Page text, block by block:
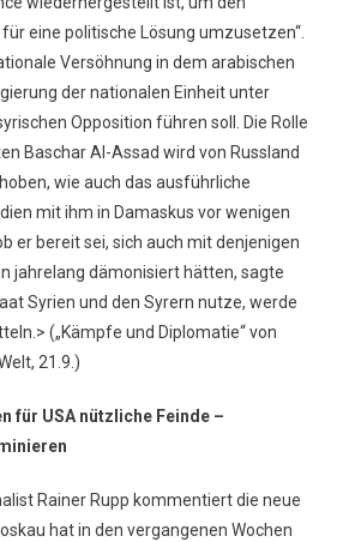
eine politische Lösung umzusetzen“.
Versöhnung in dem arabischen
der nationalen Einheit unter
Opposition führen soll. Die Rolle
Baschar Al-Assad wird von Russland
wie auch das ausführliche
mit ihm in Damaskus vor wenigen
er bereit sei, sich auch mit denjenigen
jahrelang dämonisiert hätten, sagte
Syrien und den Syrern nutze, werde
(„Kämpfe und Diplomatie“ von
21.9.)
für USA nützliche Feinde –
Rainer Rupp kommentiert die neue
hat in den vergangenen Wochen